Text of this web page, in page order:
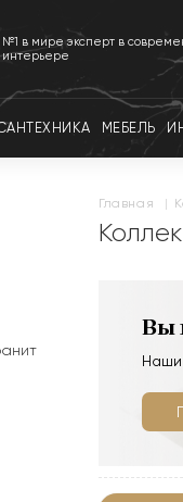
№1 в мире эксперт в
интерьере
МЕБЕЛЬ
главная |
Вы
Наши